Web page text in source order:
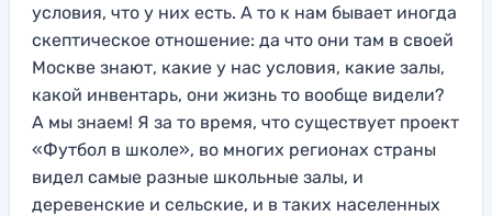
условия, что у них есть. А то к нам бывает иногда
скептическое отношение: да что они там в своей
Москве знают, какие у нас условия, какие залы,
какой инвентарь, они жизнь то вообще видели?
А мы знаем! Я за то время, что существует проект
«Футбол в школе», во многих регионах страны
видел самые разные школьные залы, и
деревенские и сельские, и в таких населенных